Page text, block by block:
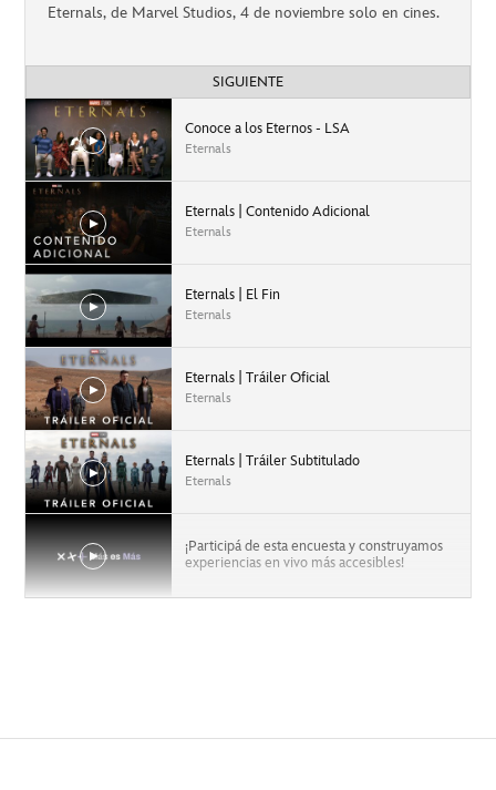
Eternals, de Marvel Studios, 4 de noviembre solo en cines.
SIGUIENTE
Conoce a los Eternos - LSA
Eternals
Eternals | Contenido Adicional
Eternals
Eternals | El Fin
Eternals
Eternals | Tráiler Oficial
Eternals
Eternals | Tráiler Subtitulado
Eternals
¡Participá de esta encuesta y construyamos
experiencias en vivo más accesibles!